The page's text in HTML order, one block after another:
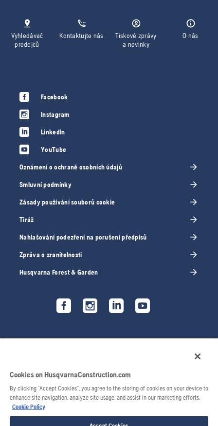
Vyhledávač
prodejců
Kontaktujte nás
Tiskové zprávy
a novinky
O nás
Facebook
Instagram
LinkedIn
YouTube
Oznámení o ochraně osobních údajů
Smluvní podmínky
Zásady používání souborů cookie
Tiráž
Nahlašování podezření na porušení předpisů
Zpráva o zranitelnosti
Husqvarna Forest & Garden
© 2026 Husqvarna AB. Všechna práva vyhrazena.
Cookies on HusqvarnaConstruction.com
By clicking “Accept Cookies”, you agree to the storing of cookies on your device to
enhance site navigation, analyze site usage, and assist in our marketing efforts.
Cookie Policy